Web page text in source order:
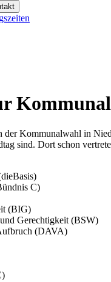
der Kommunalwahl in
sind. Dort schon
C)
(BIG)
Gerechtigkeit (BSW)
(DAVA)